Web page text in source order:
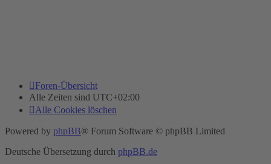
Foren-Übersicht
Alle Zeiten sind UTC+02:00
Alle Cookies löschen
Powered by phpBB® Forum Software © phpBB Limited
Deutsche Übersetzung durch phpBB.de